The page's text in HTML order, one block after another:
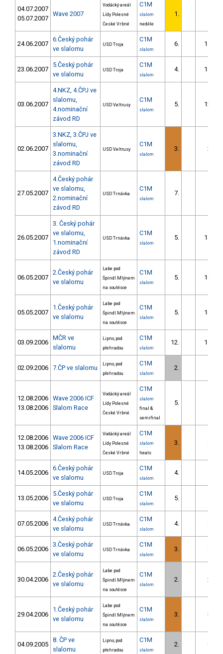
04.07.2007
05.07.2007
Wave 2007
Vodácký areál
Lídy Polesné
České Vrbné
C1M
slalom
neděle
1.
24.06.2007
6.Český pohár
ve slalomu
USD Troja
C1M
slalom
6. 14.62
23.06.2007
5.Český pohár
ve slalomu
USD Troja
C1M
slalom
4. 10.25
03.06.2007
4.NKZ, 4.ČPJ ve
slalomu,
4.nominační
závod RD
USD Veltrusy
C1M
slalom
5. 12.67
02.06.2007
3.NKZ, 3.ČPJ ve
slalomu,
3.nominační
závod RD
USD Veltrusy
C1M
slalom
3. 2.58
27.05.2007
4.Český pohár
ve slalomu,
2.nominační
závod RD
USD Trnávka
C1M
slalom
7. 8.88
26.05.2007
3. Český pohár
ve slalomu,
1.nominační
závod RD
USD Trnávka
C1M
slalom
5. 17.59
06.05.2007
2.Český pohár
ve slalomu
Labe pod
Špindl.Mlýnem
na soutěsce
C1M
slalom
5. 10.94
05.05.2007
1.Český pohár
ve slalomu
Labe pod
Špindl.Mlýnem
na soutěsce
C1M
slalom
5. 10.94
03.09.2006
MČR ve
slalomu
Lipno, pod
přehradou
C1M
slalom
12. 16.73
02.09.2006 7.ČP ve slalomu
Lipno, pod
přehradou
C1M
slalom
2.
12.08.2006
13.08.2006
Wave 2006 ICF
Slalom Race
Vodácký areál
Lídy Polesné
České Vrbné
C1M
slalom
final &
semifinal
5.
12.08.2006
13.08.2006
Wave 2006 ICF
Slalom Race
Vodácký areál
Lídy Polesné
České Vrbné
C1M
slalom
heats
3. 8.42
14.05.2006
6.Český pohár
ve slalomu
USD Troja
C1M
slalom
4.
13.05.2006
5.Český pohár
ve slalomu
USD Troja
C1M
slalom
5. 9.72
07.05.2006
4.Český pohár
ve slalomu
USD Trnávka
C1M
slalom
4. 8.78
06.05.2006
3.Český pohár
ve slalomu
USD Trnávka
C1M
slalom
3. 6.77
30.04.2006
2.Český pohár
ve slalomu
Labe pod
Špindl.Mlýnem
na soutěsce
C1M
slalom
2. 2.41
29.04.2006
1.Český pohár
ve slalomu
Labe pod
Špindl.Mlýnem
na soutěsce
C1M
slalom
3. 3.87
04.09.2005
8. ČP ve
slalomu
Lipno, pod
přehradou
C1M
slalom
2. 0.50